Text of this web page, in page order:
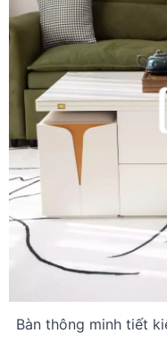
Bàn thông minh tiết